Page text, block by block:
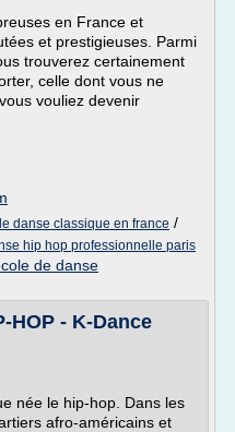
en France et
et prestigieuses. Parmi
trouverez certainement
celle dont vous ne
vouliez devenir
danse classique en france /
hip hop professionnelle paris
de danse
HOP - K-Dance
née le hip-hop. Dans les
afro-américains et